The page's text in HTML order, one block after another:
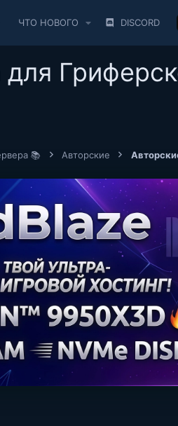
ЧТО НОВОГО DISCORD
для
📚 Авторские